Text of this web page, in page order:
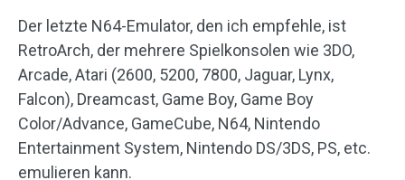
Der letzte N64-Emulator, den ich empfehle, ist
RetroArch, der mehrere Spielkonsolen wie 3DO,
Arcade, Atari (2600, 5200, 7800, Jaguar, Lynx,
Falcon), Dreamcast, Game Boy, Game Boy
Color/Advance, GameCube, N64, Nintendo
Entertainment System, Nintendo DS/3DS, PS, etc.
emulieren kann.